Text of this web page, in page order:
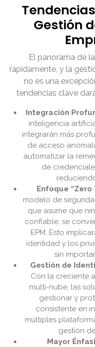
Gestión
El panorama de
rápidamente, y la
no es una
tendencias clave
Integración
inteligencia
integrarán más
de acceso
automatizar la
de
Enfoque
modelo de
que asume que
confiable, se
EPM. Esto
identidad y los
sin
Gestión de
Con la creciente
multi-nube, las
gestionar y
consistente en
múltiples
gestión
Mayor